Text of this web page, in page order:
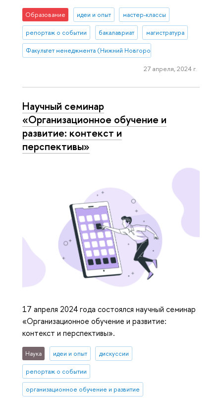
Образование идеи и опыт мастер-классы
репортаж о событии бакалавриат магистратура
Факультет менеджмента (Нижний Новгород)
27 апреля, 2024 г.
Научный семинар
«Организационное обучение и
развитие: контекст и
перспективы»
17 апреля 2024 года состоялся научный семинар
«Организационное обучение и развитие:
контекст и перспективы».
Наука идеи и опыт дискуссии
репортаж о событии
организационное обучение и развитие